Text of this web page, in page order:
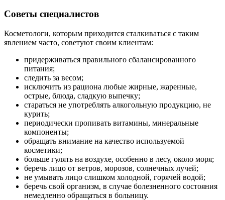
Советы специалистов
Косметологи, которым приходится сталкиваться с таким
явлением часто, советуют своим клиентам:
придерживаться правильного сбалансированного
питания;
следить за весом;
исключить из рациона любые жирные, жаренные,
острые, блюда, сладкую выпечку;
стараться не употреблять алкогольную продукцию, не
курить;
периодически пропивать витамины, минеральные
компоненты;
обращать внимание на качество используемой
косметики;
больше гулять на воздухе, особенно в лесу, около моря;
беречь лицо от ветров, морозов, солнечных лучей;
не умывать лицо слишком холодной, горячей водой;
беречь свой организм, в случае болезненного состояния
немедленно обращаться в больницу.